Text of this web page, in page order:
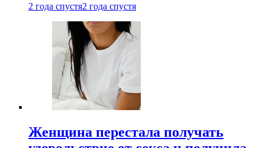
2 года спустя2 года спустя
Женщина перестала получать